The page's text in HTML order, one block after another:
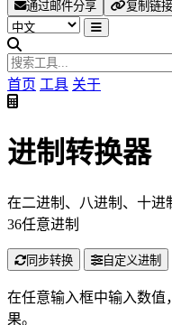
通过邮件分享
复制链接
首页 工具 关于
进制转换器
在二进制、八进制、十进
36任意进制
同步转换 自定义进制
在任意输入框中输入数值
果。